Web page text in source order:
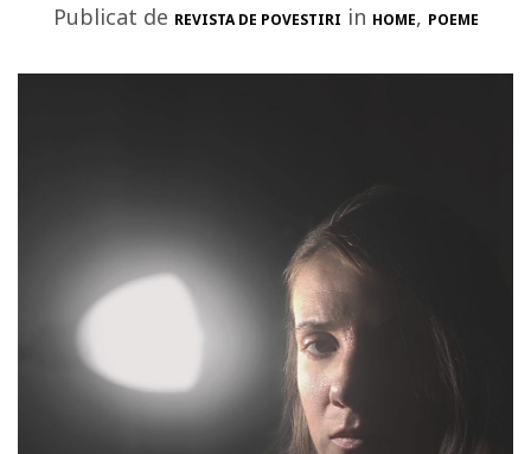
Publicat de REVISTA DE POVESTIRI in HOME, POEME